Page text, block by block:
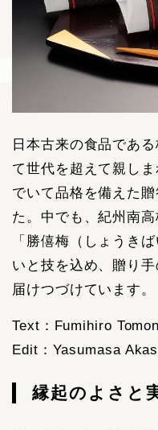
日本古来の食品であ
て世代を超えて親し
でいて品格を備えた
た。中でも、紀州南
「勝僖梅（しょうき
いと技を込め、贈り
届けつづけています。
Text：Fumihiro
Edit：Yasumasa
縁起のよさと